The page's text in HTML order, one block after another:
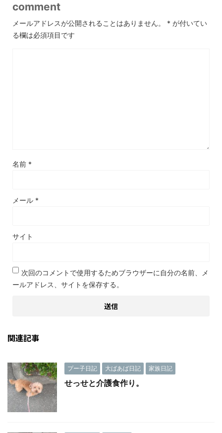
comment
メールアドレスが公開されることはありません。 * が付いてい
る欄は必須項目です
名前 *
メール *
サイト
次回のコメントで使用するためブラウザーに自分の名前、メ
ールアドレス、サイトを保存する。
関連記事
プー子日記 大ばあば日記 家族日記
せっせと介護食作り。